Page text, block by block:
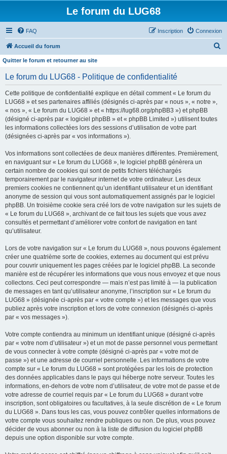
Le forum du LUG68
FAQ Connexion
Inscription
Accueil du forum
Quitter le forum et retourner au site
Le forum du LUG68 - Politique de confidentialité
Cette politique de confidentialité explique en détail comment « Le forum du
LUG68 » et ses partenaires affiliés (désignés ci-après par « nous », « notre »,
« nos », « Le forum du LUG68 » et « https://lug68.org/phpBB3 ») et phpBB
(désigné ci-après par « logiciel phpBB » et « phpBB Limited ») utilisent toutes
les informations collectées lors des sessions d’utilisation de votre part
(désignées ci-après par « vos informations »).
Vos informations sont collectées de deux manières différentes. Premièrement,
en naviguant sur « Le forum du LUG68 », le logiciel phpBB génèrera un
certain nombre de cookies qui sont de petits fichiers téléchargés
temporairement par le navigateur internet de votre ordinateur. Les deux
premiers cookies ne contiennent qu’un identifiant utilisateur et un identifiant
anonyme de session qui vous sont automatiquement assignés par le logiciel
phpBB. Un troisième cookie sera créé lors de votre navigation sur les sujets de
« Le forum du LUG68 », archivant de ce fait tous les sujets que vous avez
consultés et permettant d’améliorer votre confort de navigation en tant
qu’utilisateur.
Lors de votre navigation sur « Le forum du LUG68 », nous pouvons également
créer une quatrième sorte de cookies, externes au document qui est prévu
pour couvrir uniquement les pages créées par le logiciel phpBB. La seconde
manière est de récupérer les informations que vous nous envoyez et que nous
collectons. Ceci peut correspondre — mais n’est pas limité à — la publication
de messages en tant qu’utilisateur anonyme, l’inscription sur « Le forum du
LUG68 » (désignée ci-après par « votre compte ») et les messages que vous
publiez après votre inscription et lors de votre connexion (désignés ci-après
par « vos messages »).
Votre compte contiendra au minimum un identifiant unique (désigné ci-après
par « votre nom d’utilisateur ») et un mot de passe personnel vous permettant
de vous connecter à votre compte (désigné ci-après par « votre mot de
passe ») et une adresse de courriel personnelle. Les informations de votre
compte sur « Le forum du LUG68 » sont protégées par les lois de protection
des données applicables dans le pays qui héberge notre serveur. Toutes les
informations, en-dehors de votre nom d’utilisateur, de votre mot de passe et de
votre adresse de courriel requis par « Le forum du LUG68 » durant votre
inscription, sont obligatoires ou facultatives, à la seule discrétion de « Le forum
du LUG68 ». Dans tous les cas, vous pouvez contrôler quelles informations de
votre compte vous souhaitez rendre publiques ou non. De plus, vous pouvez
décider de vous abonner ou non à la liste de diffusion du logiciel phpBB
depuis une option disponible sur votre compte.